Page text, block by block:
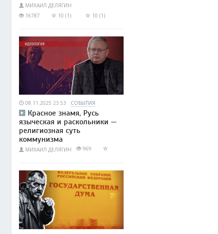
МИХАИЛ ДЕЛЯГИН
16787
10 (1) 10 (1)
08.11.2025 23:53 СОБЫТИЯ
Красное знамя, Русь
языческая и раскольники —
религиозная суть
коммунизма
МИХАИЛ ДЕЛЯГИН 969